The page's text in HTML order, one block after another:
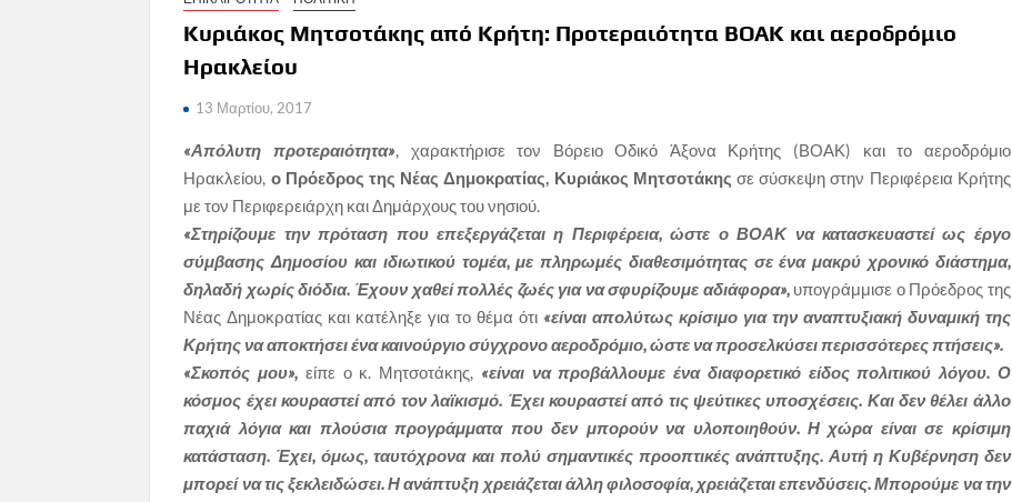
Κυριάκος Μητσοτάκης από Κρήτη: Προτεραιότητα ΒΟΑΚ και αεροδρόμιο
Ηρακλείου
13 Μαρτίου, 2017
«Απόλυτη προτεραιότητα», χαρακτήρισε τον Βόρειο Οδικό Άξονα Κρήτης (ΒΟΑΚ) και το αεροδρόμιο
Ηρακλείου, ο Πρόεδρος της Νέας Δημοκρατίας, Κυριάκος Μητσοτάκης σε σύσκεψη στην Περιφέρεια Κρήτης
με τον Περιφερειάρχη και Δημάρχους του νησιού.
«Στηρίζουμε την πρόταση που επεξεργάζεται η Περιφέρεια, ώστε ο ΒΟΑΚ να κατασκευαστεί ως έργο
σύμβασης Δημοσίου και ιδιωτικού τομέα, με πληρωμές διαθεσιμότητας σε ένα μακρύ χρονικό διάστημα,
δηλαδή χωρίς διόδια. Έχουν χαθεί πολλές ζωές για να σφυρίζουμε αδιάφορα», υπογράμμισε ο Πρόεδρος της
Νέας Δημοκρατίας και κατέληξε για το θέμα ότι «είναι απολύτως κρίσιμο για την αναπτυξιακή δυναμική της
Κρήτης να αποκτήσει ένα καινούργιο σύγχρονο αεροδρόμιο, ώστε να προσελκύσει περισσότερες πτήσεις».
«Σκοπός μου», είπε ο κ. Μητσοτάκης, «είναι να προβάλλουμε ένα διαφορετικό είδος πολιτικού λόγου. Ο
κόσμος έχει κουραστεί από τον λαϊκισμό. Έχει κουραστεί από τις ψεύτικες υποσχέσεις. Και δεν θέλει άλλο
παχιά λόγια και πλούσια προγράμματα που δεν μπορούν να υλοποιηθούν. Η χώρα είναι σε κρίσιμη
κατάσταση. Έχει, όμως, ταυτόχρονα και πολύ σημαντικές προοπτικές ανάπτυξης. Αυτή η Κυβέρνηση δεν
μπορεί να τις ξεκλειδώσει. Η ανάπτυξη χρειάζεται άλλη φιλοσοφία, χρειάζεται επενδύσεις. Μπορούμε να την